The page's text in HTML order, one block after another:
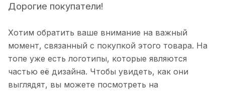
Дорогие покупатели!
Хотим обратить ваше внимание на важный
момент, связанный с покупкой этого товара. На
топе уже есть логотипы, которые являются
частью её дизайна. Чтобы увидеть, как они
выглядят, вы можете посмотреть на